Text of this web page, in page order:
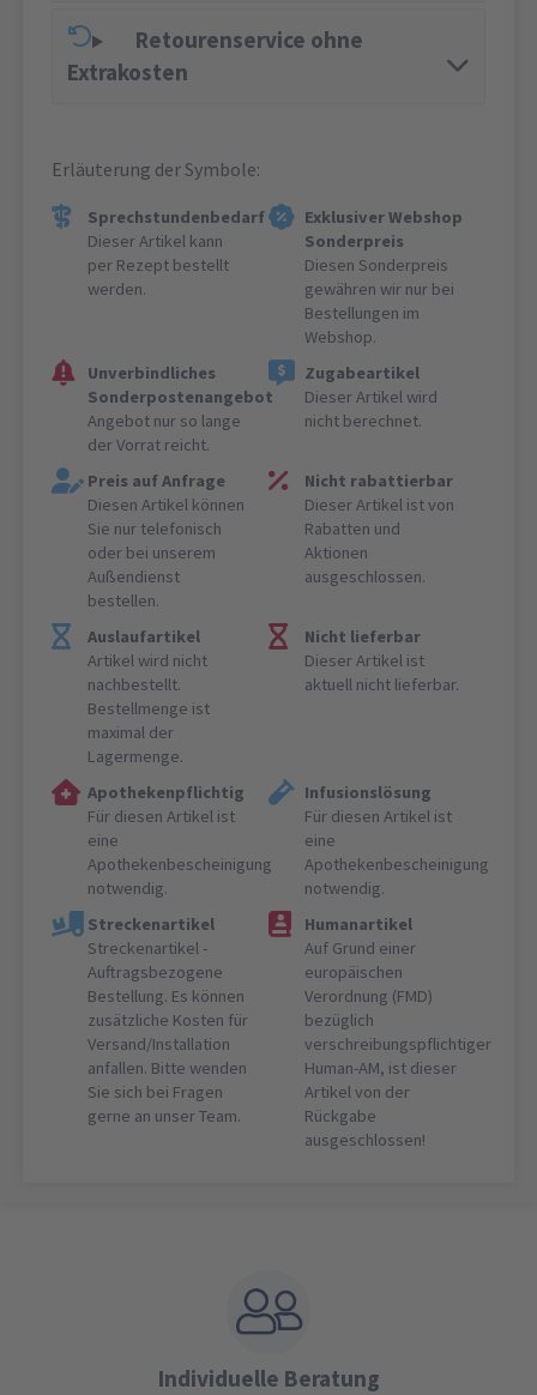
Retourenservice ohne
Extrakosten
Erläuterung der Symbole:
Sprechstundenbedarf
Dieser Artikel kann
per Rezept bestellt
werden.
Exklusiver Webshop
Sonderpreis
Diesen Sonderpreis
gewähren wir nur bei
Bestellungen im
Webshop.
Unverbindliches
Sonderpostenangebot
Angebot nur so lange
der Vorrat reicht.
Zugabeartikel
Dieser Artikel wird
nicht berechnet.
Preis auf Anfrage
Diesen Artikel können
Sie nur telefonisch
oder bei unserem
Außendienst
bestellen.
Nicht rabattierbar
Dieser Artikel ist von
Rabatten und
Aktionen
ausgeschlossen.
Auslaufartikel
Artikel wird nicht
nachbestellt.
Bestellmenge ist
maximal der
Lagermenge.
Nicht lieferbar
Dieser Artikel ist
aktuell nicht lieferbar.
Apothekenpflichtig
Für diesen Artikel ist
eine
Apothekenbescheinigung
notwendig.
Infusionslösung
Für diesen Artikel ist
eine
Apothekenbescheinigung
notwendig.
Streckenartikel
Streckenartikel -
Auftragsbezogene
Bestellung. Es können
zusätzliche Kosten für
Versand/Installation
anfallen. Bitte wenden
Sie sich bei Fragen
gerne an unser Team.
Humanartikel
Auf Grund einer
europäischen
Verordnung (FMD)
bezüglich
verschreibungspflichtiger
Human-AM, ist dieser
Artikel von der
Rückgabe
ausgeschlossen!
Individuelle Beratung